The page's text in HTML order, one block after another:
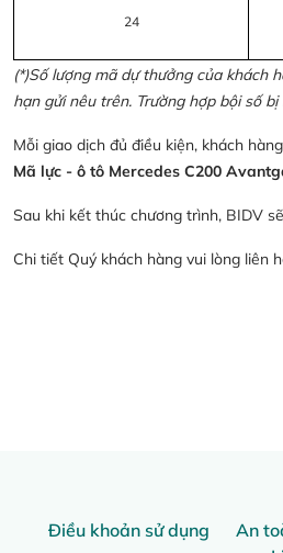
24
(*)Số lượng mã dự thưởng của khách
hạn gửi nêu trên. Trường hợp bội số
Mỗi giao dịch đủ điều kiện, khách
Mã lực - ô tô Mercedes C200
Sau khi kết thúc chương trình, BIDV
Chi tiết Quý khách hàng vui lòng liên
Điều khoản sử dụng An